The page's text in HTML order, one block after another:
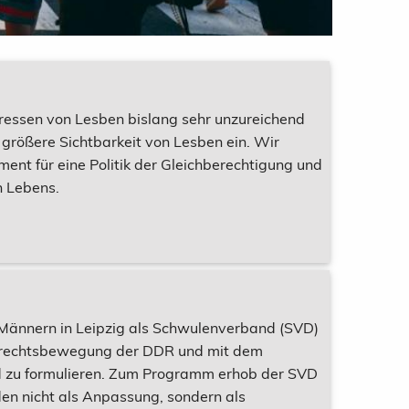
von Lesben bislang sehr unzureichend
Sichtbarkeit von Lesben ein. Wir
für eine Politik der Gleichberechtigung und
in Leipzig als Schwulenverband (SVD)
der DDR und mit dem
formulieren. Zum Programm erhob der SVD
nicht als Anpassung, sondern als